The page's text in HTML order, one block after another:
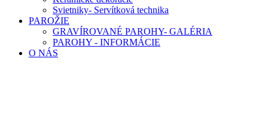
Svietniky- Servítková technika
PAROŽIE
GRAVÍROVANÉ PAROHY- GALÉRIA
PAROHY - INFORMÁCIE
O NÁS